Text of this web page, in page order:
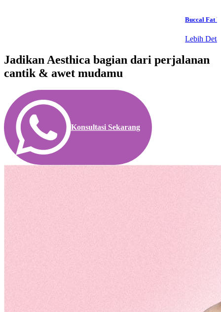
Buccal Fat
Lebih
Jadikan Aesthica bagian dari perjalanan
cantik & awet mudamu
Konsultasi Sekarang